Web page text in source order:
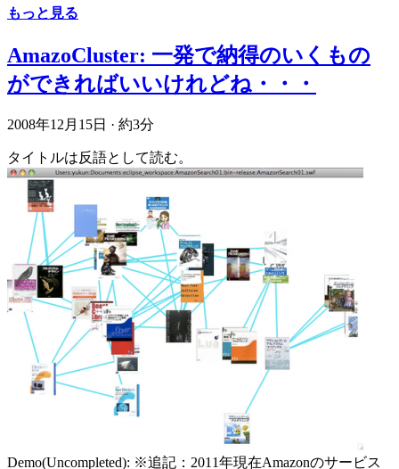
もっと見る
AmazoCluster: 一発で納得のいくもの
ができればいいけれどね・・・
2008年12月15日 · 約3分
タイトルは反語として読む。
Demo(Uncompleted): ※追記：2011年現在Amazonのサービス